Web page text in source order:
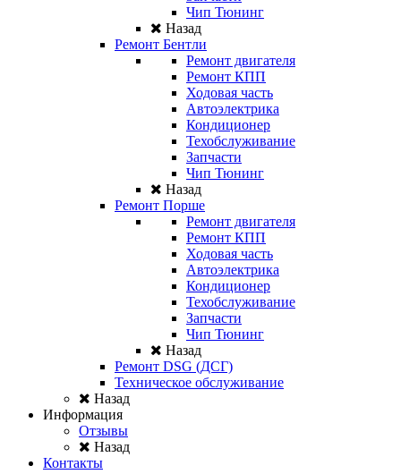
Чип Тюнинг
Назад
Ремонт Бентли
Ремонт двигателя
Ремонт КПП
Ходовая часть
Автоэлектрика
Кондиционер
Техобслуживание
Запчасти
Чип Тюнинг
Назад
Ремонт Порше
Ремонт двигателя
Ремонт КПП
Ходовая часть
Автоэлектрика
Кондиционер
Техобслуживание
Запчасти
Чип Тюнинг
Назад
Ремонт DSG (ДСГ)
Техническое обслуживание
Назад
Информация
Отзывы
Назад
Контакты